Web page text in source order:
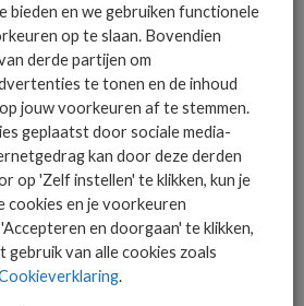
WEBER MOLLIE
NIEUWS
bieden en we gebruiken functionele
op te slaan. Bovendien
derde partijen om
te tonen en de inhoud
jouw voorkeuren af te stemmen.
geplaatst door sociale media-
kan door deze derden
op 'Zelf instellen' te klikken, kun je
cookies en je voorkeuren
en doorgaan' te klikken,
gebruik van alle cookies zoals
.